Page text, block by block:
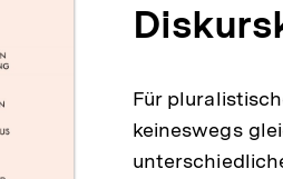
Für
keineswegs